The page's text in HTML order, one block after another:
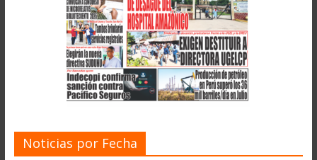
Noticias por Fecha